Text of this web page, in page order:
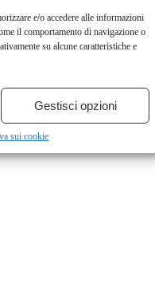
e/o accedere alle informazioni
il comportamento di navigazione o
su alcune caratteristiche e
Gestisci opzioni
sui cookie